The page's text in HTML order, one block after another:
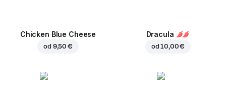
Chicken Blue Cheese
od 9,50 €
Dracula
od10,00 €